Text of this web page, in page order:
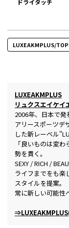
LUXEAKMPLUS/
LUXEAKMPLUS
リュクスエイケイ
2006年、日本で
アリースポーツデ
した新レーベル
「良いものは変
勢を貫く。
SEXY / RICH /
ライフまでをも楽
スタイルを提案。
常に新しい可能性